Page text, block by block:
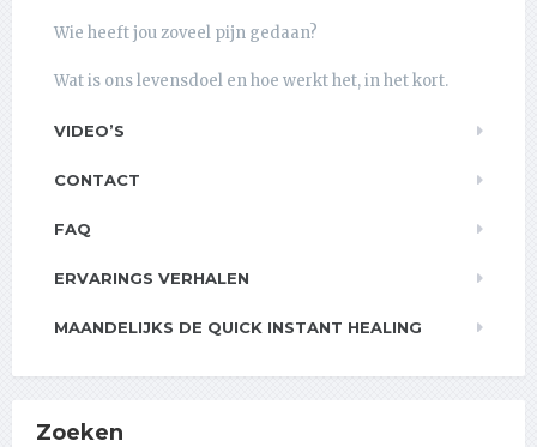
Wie heeft jou zoveel pijn gedaan?
Wat is ons levensdoel en hoe werkt het, in het kort.
VIDEO’S
CONTACT
FAQ
ERVARINGS VERHALEN
MAANDELIJKS DE QUICK INSTANT HEALING
Zoeken